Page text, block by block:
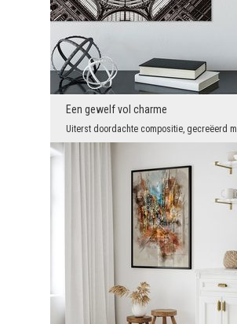
Een gewelf vol charme